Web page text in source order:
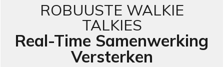
ROBUUSTE WALKIE
TALKIES
Real-Time Samenwerking
Versterken